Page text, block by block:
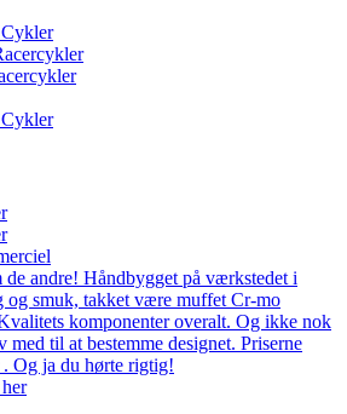
andre! Håndbygget på værkstedet i
og smuk, takket være muffet Cr-mo
komponenter overalt. Og ikke nok
med til at bestemme designet. Priserne
Og ja du hørte rigtig!